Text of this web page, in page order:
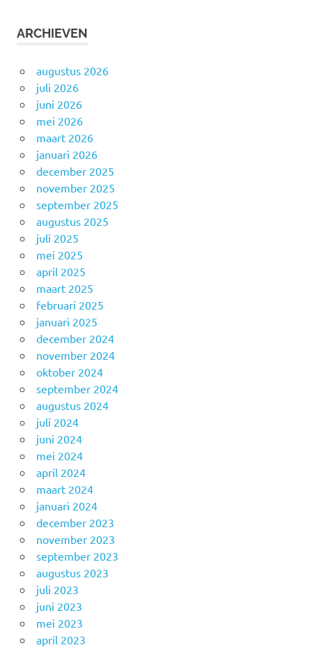
ARCHIEVEN
augustus 2026
juli 2026
juni 2026
mei 2026
maart 2026
januari 2026
december 2025
november 2025
september 2025
augustus 2025
juli 2025
mei 2025
april 2025
maart 2025
februari 2025
januari 2025
december 2024
november 2024
oktober 2024
september 2024
augustus 2024
juli 2024
juni 2024
mei 2024
april 2024
maart 2024
januari 2024
december 2023
november 2023
september 2023
augustus 2023
juli 2023
juni 2023
mei 2023
april 2023